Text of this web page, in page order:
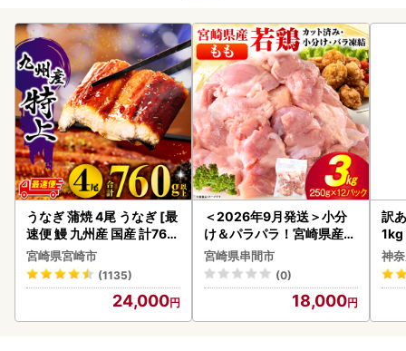
うなぎ 蒲焼 4尾 うなぎ [最
速便 鰻 九州産 国産 計760
g以上]
宮崎県宮崎市
(1135)
24,000
＜2026年9月発送＞小分
け＆パラパラ！宮崎県産鶏
ももカット合計3kg_K043
-009-2609
宮崎県串間市
(0)
18,000
訳
1kg
神